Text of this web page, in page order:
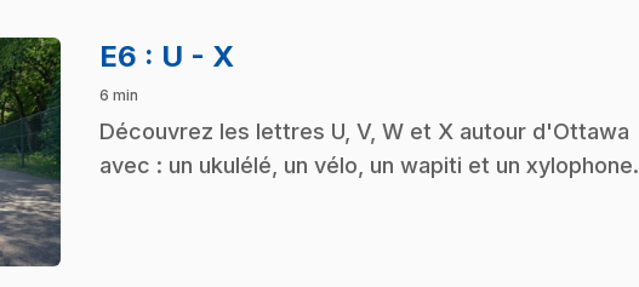
E6 : U - X
6 min
.Découvrez les lettres U, V, W et X autour d'Ottawa
avec : un ukulélé, un vélo, un wapiti et un xylophone.